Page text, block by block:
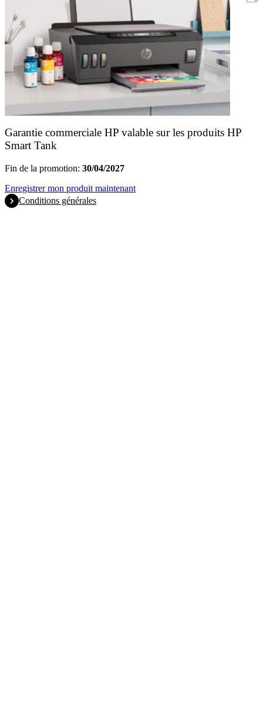
Garantie commerciale HP valable sur les produits HP
Smart Tank
Fin de la promotion: 30/04/2027
Enregistrer mon produit maintenant
Conditions générales